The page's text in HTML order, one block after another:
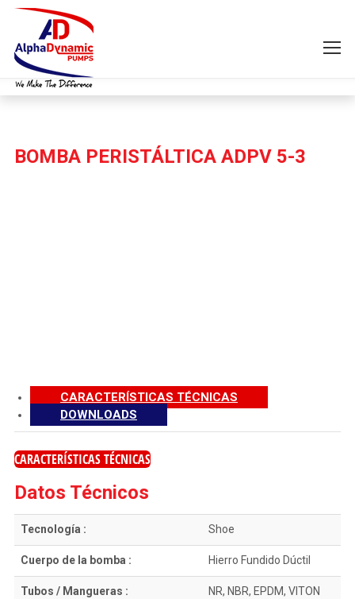
BOMBA PERISTÁLTICA ADPV 5-3
CARACTERÍSTICAS TÉCNICAS
DOWNLOADS
CARACTERÍSTICAS TÉCNICAS
Datos Técnicos
Tecnología : Shoe
Cuerpo de la bomba : Hierro Fundido Dúctil
Tubos / Mangueras : NR, NBR, EPDM, VITON